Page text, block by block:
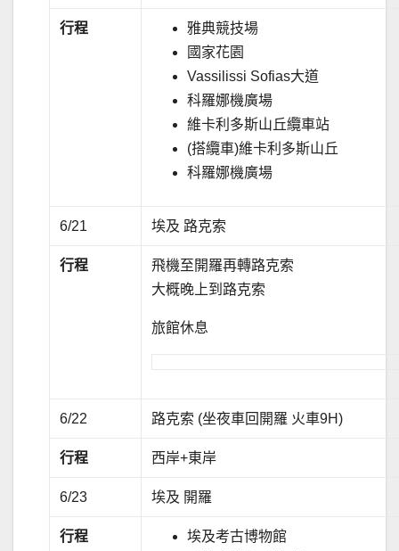
行程
雅典競技場
國家花園
Vassilissi Sofias大道
科羅娜機廣場
維卡利多斯山丘纜車站
(搭纜車)維卡利多斯山丘
科羅娜機廣場
6/21 埃及 路克索
行程
飛機至開羅再轉路克索
大概晚上到路克索
旅館休息
6/22 路克索 (坐夜車回開羅 火車9H)
行程 西岸+東岸
6/23 埃及 開羅
行程
埃及考古博物館